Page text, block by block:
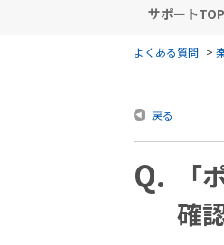
サポートTOP
よくある質問 >
戻る
確